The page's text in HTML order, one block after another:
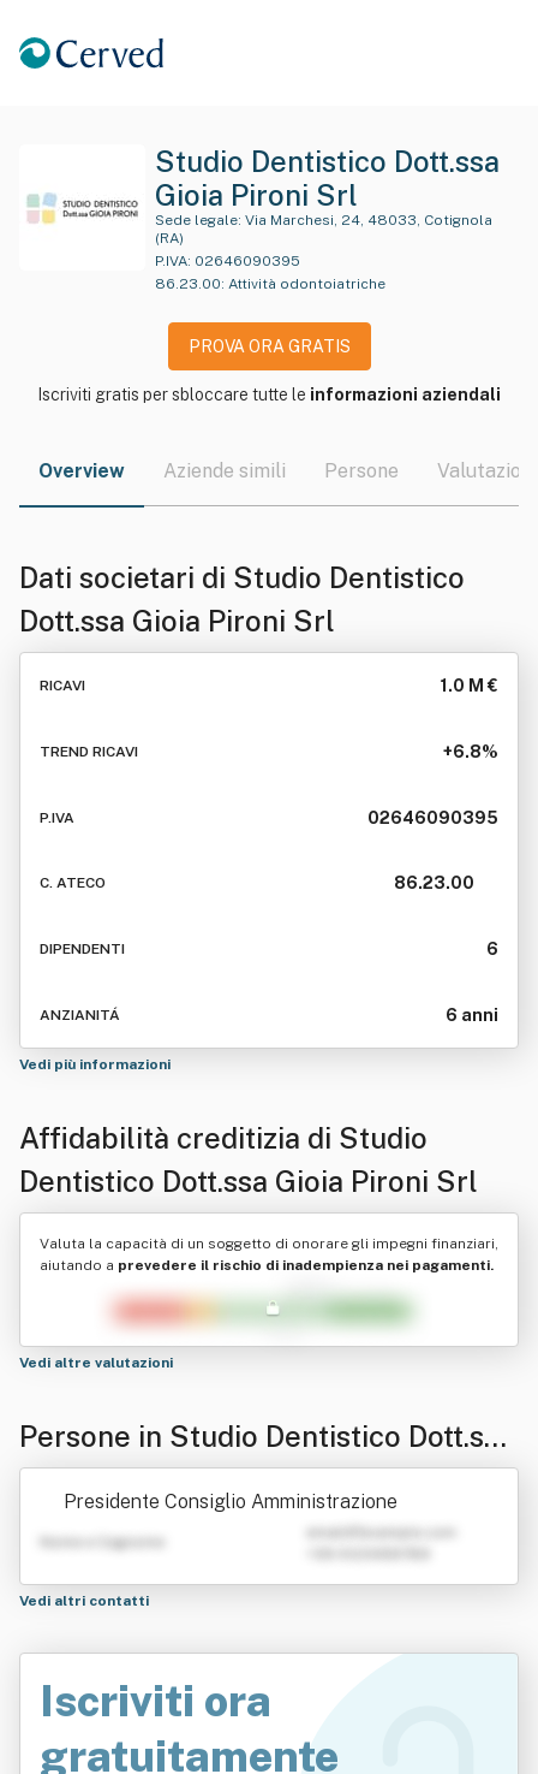
Studio Dentistico Dott.ssa
Gioia Pironi Srl
Sede legale:
(RA)
P.IVA: 02646090395
86.23.00: Attività odontoiatriche
PROVA ORA GRATIS
Iscriviti gratis per sbloccare tutte le informazioni aziendali
Overview Aziende simili Persone Valutazioni
Dati societari di Studio Dentistico
Dott.ssa Gioia Pironi Srl
RICAVI 1.0 M €
TREND RICAVI +6.8%
P.IVA 02646090395
C. ATECO 86.23.00
DIPENDENTI 6
ANZIANITÁ 6 anni
Vedi più informazioni
Affidabilità creditizia di Studio
Dentistico Dott.ssa Gioia Pironi Srl
Valuta la capacità di un soggetto di onorare gli impegni finanziari,
aiutando a prevedere il rischio di inadempienza nei pagamenti.
Vedi altre valutazioni
Persone in Studio Dentistico Dott.ssa
Gioia Pironi Srl
Presidente Consiglio Amministrazione
Nome e Cognome
Vedi altri contatti
Iscriviti ora
gratuitamente